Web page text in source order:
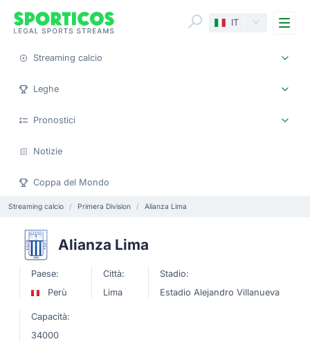
IT
Streaming calcio
Leghe
Pronostici
Notizie
Coppa del Mondo
Streaming calcio Primera Division Alianza Lima
Alianza Lima
Paese:
Perù
Città:
Lima
Stadio:
Estadio Alejandro Villanueva
Capacità:
34000